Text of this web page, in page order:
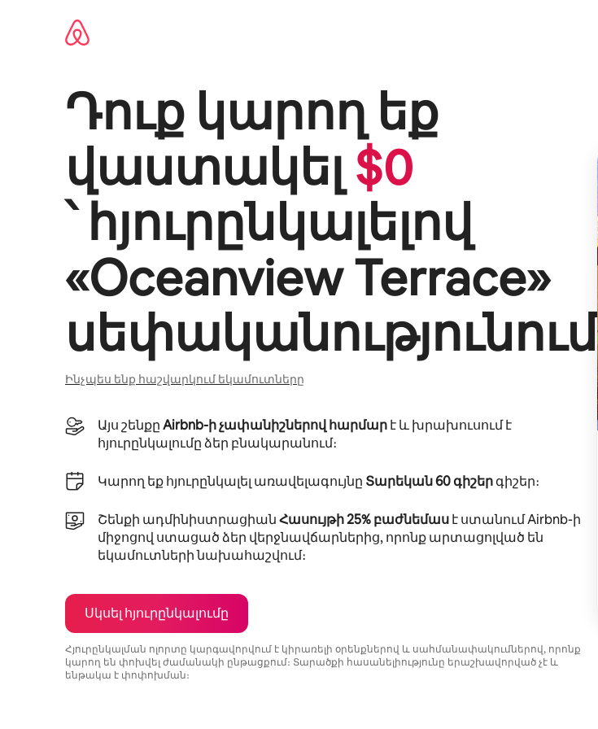
բովանդակությանը
Դուք կարող եք
վաստակել $0
՝ հյուրընկալելով
«Oceanview Terrace»
սեփականությունում
Ինչպես ենք հաշվարկում եկամուտները
Այս շենքըAirbnb-ի չափանիշներով հարմարէ և խրախուսում է
հյուրընկալումը ձեր բնակարանում։
Կարող եք հյուրընկալել առավելագույնը Տարեկան 60 գիշերգիշեր։
Շենքի ադմինիստրացիանՀասույթի 25% բաժնեմասէ ստանում Airbnb-ի
միջոցով ստացած ձեր վերջնավճարներից, որոնք արտացոլված են
եկամուտների նախահաշվում։
Սկսել հյուրընկալումը
Հյուրընկալման ոլորտը կարգավորվում է կիրառելի օրենքներով և սահմանափակումներով, որոնք
կարող են փոխվել ժամանակի ընթացքում։ Տարածքի հասանելիությունը երաշխավորված չէ և
ենթակա է փոփոխման։